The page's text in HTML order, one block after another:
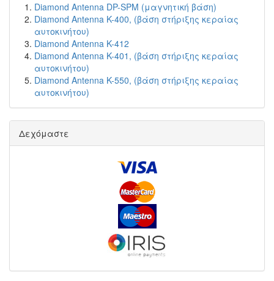
Diamond Antenna DP-SPM (μαγνητική βάση)
Diamond Antenna K-400, (βάση στήριξης κεραίας
αυτοκινήτου)
Diamond Antenna K-412
Diamond Antenna K-401, (βάση στήριξης κεραίας
αυτοκινήτου)
Diamond Antenna K-550, (βάση στήριξης κεραίας
αυτοκινήτου)
Δεχόμαστε